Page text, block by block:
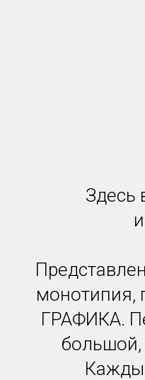
Здесь
монотипия,
ГРАФИКА.
большой,